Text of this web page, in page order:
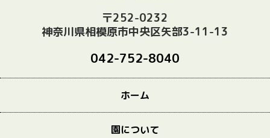
〒252-0232
神奈川県相模原市中央区矢部3-11-13
042-752-8040
ホーム
園について